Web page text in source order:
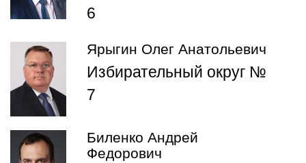
6
Ярыгин Олег Анатольевич
Избирательный округ №
7
Биленко Андрей
Федорович